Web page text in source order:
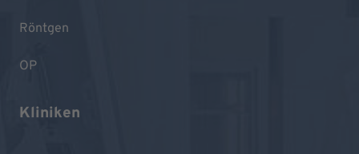
Röntgen
OP
Kliniken